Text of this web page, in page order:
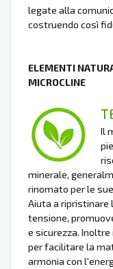
legate alla
costruendo così
ELEMENTI
MICROCLINE
Il
minerale,
rinomato per le
Aiuta a ripristinare
tensione,
e sicurezza.
per facilitare la
armonia con